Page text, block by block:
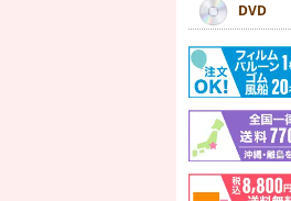
DVD